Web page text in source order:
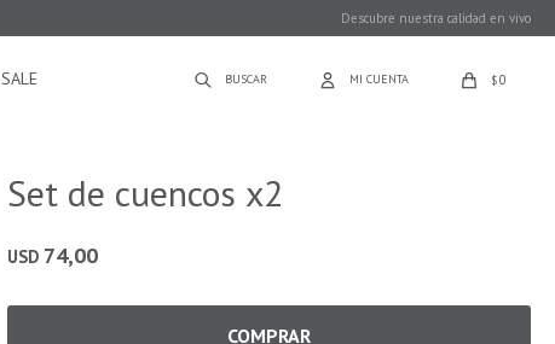
SALE $0
Descubre nuestra calidad en vivo
Set de cuencos x2
USD 74,00
COMPRAR